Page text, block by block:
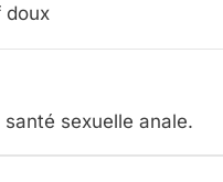
doux
sexuelle anale.